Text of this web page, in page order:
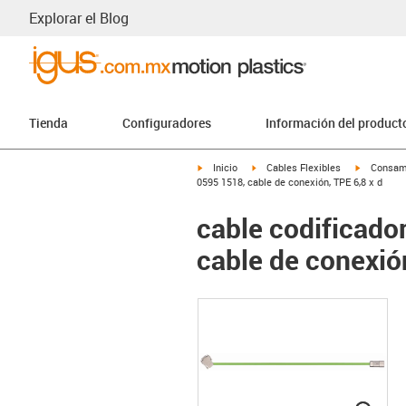
Explorar el Blog
Tienda Configuradores Información del
igus-icon-arrow-right
Inicio igus-icon-arrow-right
Cables Flexibles igus-
0595 1518, cable de conexión, TPE 6,8 x d
cable
cable de